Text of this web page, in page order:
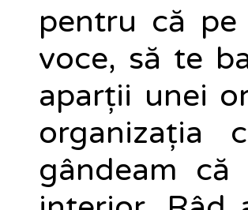
pentru că
voce, să te
aparții unei
organizația
gândeam